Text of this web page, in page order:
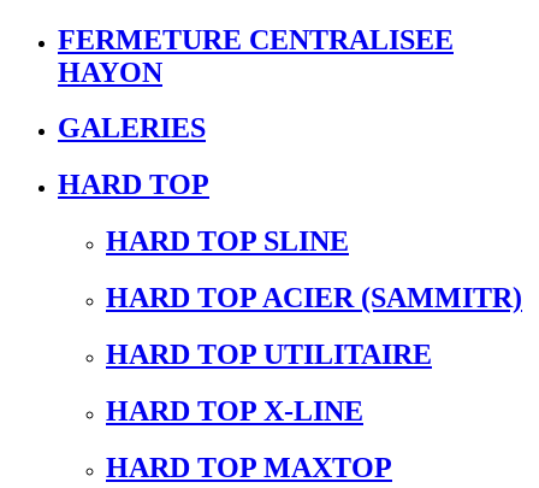
FERMETURE CENTRALISEE
HAYON
GALERIES
HARD TOP
HARD TOP SLINE
HARD TOP ACIER (SAMMITR)
HARD TOP UTILITAIRE
HARD TOP X-LINE
HARD TOP MAXTOP